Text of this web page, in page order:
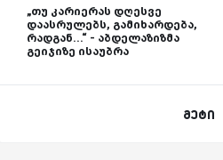
„თუ კარიერას დღესვე
დაასრულებს, გამიხარდება,
რადგან...“ - აბდელაზიზმა
გეიჯიზე ისაუბრა
მეტი